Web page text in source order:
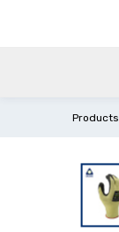
Products